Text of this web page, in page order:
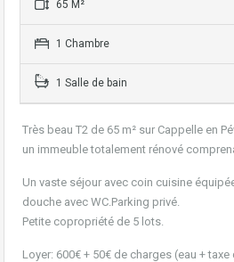
65 M²
1 Chambre
1 Salle de bain
Très beau T2 de 65 m² sur Cappelle en
un immeuble totalement rénové
Un vaste séjour avec coin cuisine
douche avec WC.Parking privé.
Petite copropriété de 5 lots.
Loyer: 600€ + 50€ de charges (eau +